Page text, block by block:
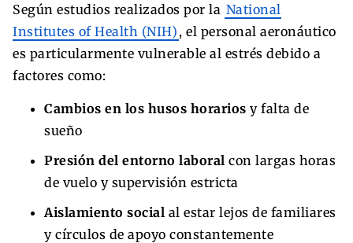
Según estudios realizados por la National
Institutes of Health (NIH) , el personal aeronáutico
es particularmente vulnerable al estrés debido a
factores como:
Cambios en los husos horarios y falta de
sueño
Presión del entorno laboral con largas horas
de vuelo y supervisión estricta
Aislamiento social al estar lejos de familiares
y círculos de apoyo constantemente